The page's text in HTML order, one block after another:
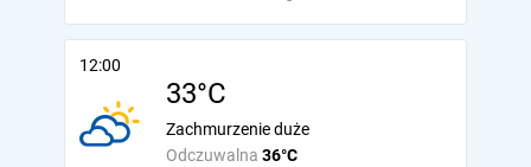
12:00
33°C
Odczuwalna 36°C
Zachmurzenie duże